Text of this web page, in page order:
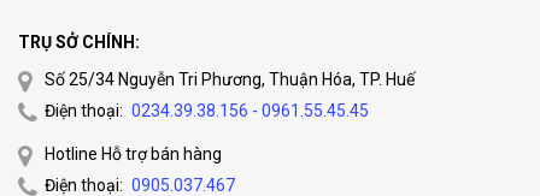
TRỤ SỞ CHÍNH:
Số 25/34 Nguyễn Tri Phương, Thuận Hóa, TP. Huế
Điện thoại: 0234.39.38.156 - 0961.55.45.45
Hotline Hỗ trợ bán hàng
Điện thoại: 0905.037.467